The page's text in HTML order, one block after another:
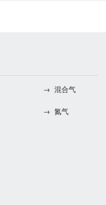
→ 混合气
→ 氮气